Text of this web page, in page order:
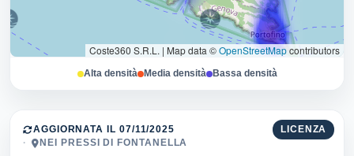
Coste360 S.R.L. | Map data ©OpenStreetMapcontributors
Alta densità Media densità Bassa densità
LICENZA
AGGIORNATA IL 07/11/2025
NEI PRESSI DI FONTANELLA